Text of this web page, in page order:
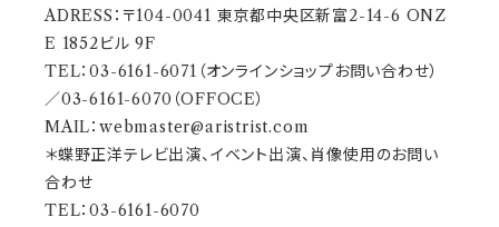
ADRESS：〒104-0041 東京都中央区新富2-14-6 ONZ
E 1852ビル 9F
TEL：03-6161-6071（オンラインショップお問い合わせ）
／03-6161-6070（OFFOCE）
MAIL： webmaster@aristrist.com
＊蝶野正洋テレビ出演、イベント出演、肖像使用のお問い
合わせ
TEL：03-6161-6070